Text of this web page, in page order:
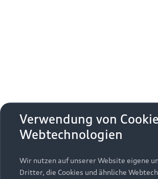
Modelle
Alle Modelle
Kaufen & leasen
Verwendung von
Webtechnologien
Wir nutzen auf unserer Website eigene
Dritter, die Cookies und ähnliche